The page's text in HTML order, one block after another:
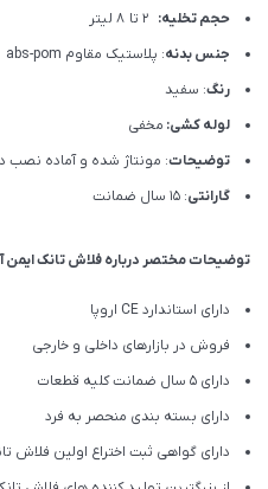
حجم تخلیه:
جنس بدنه: پلاستیک مقاوم abs-pom
رنگ: سفید
لوله کشی: مخفی
توضیحات: مونتاژ شده و آماده نصب در 5
گارانتی: 15 سال ضمانت
توضیحات مختصر درباره فلاش تانک ایمن
دارای استاندارد CE اروپا
فروش در بازارهای داخلی و خارجی
دارای 5 سال ضمانت کلیه قطعات
دارای بسته بندی منحصر به فرد
دارای گواهی ثبت اختراع اولین فلاش